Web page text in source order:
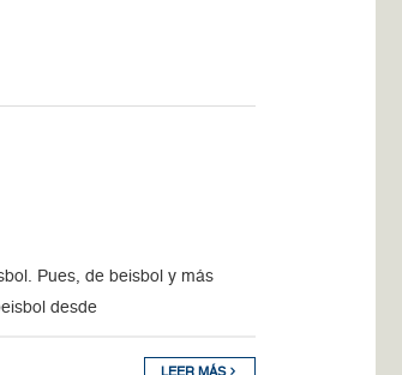
Pues, de beisbol y más
desde